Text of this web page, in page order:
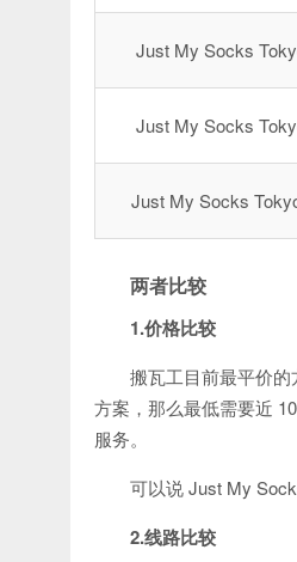
Just My Socks
Just My Socks
Just My Socks
两者比较
1.价格比较
搬瓦工目前最平价
方案，那么最低需要近
服务。
可以说 Just My
2.线路比较